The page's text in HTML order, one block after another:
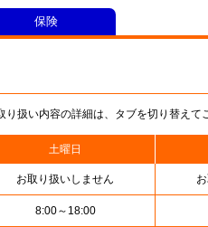
扱い内容の詳細は、タブを切り替えて
土曜日
お取り扱いしません
8:00～18:00
保険